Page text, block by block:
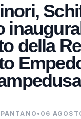
della
• 06